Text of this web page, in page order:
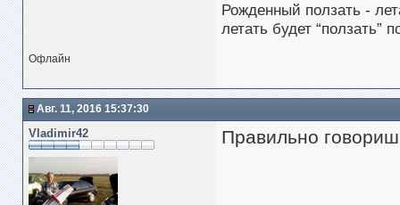
Рожденный ползать -
летать будет “ползать”
Офлайн
Авг. 11, 2016 15:37:30
Vladimir42 Правильно